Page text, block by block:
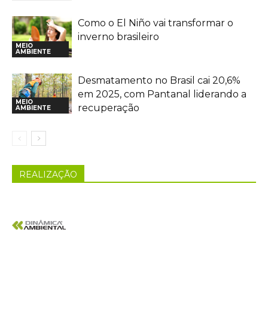
MEIO
AMBIENTE
Como o El Niño vai transformar o
inverno brasileiro
MEIO
AMBIENTE
Desmatamento no Brasil cai 20,6%
em 2025, com Pantanal liderando a
recuperação
REALIZAÇÃO